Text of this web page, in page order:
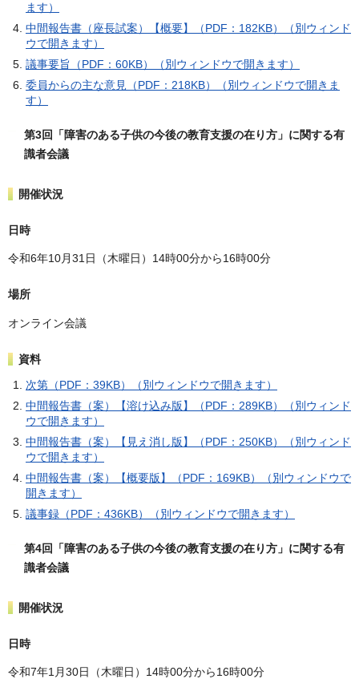
ます）
中間報告書（座長試案）【概要】（PDF：182KB）（別ウィンド
ウで開きます）
議事要旨（PDF：60KB）（別ウィンドウで開きます）
委員からの主な意見（PDF：218KB）（別ウィンドウで開きま
す）
第3回「障害のある子供の今後の教育支援の在り方」に関する有
識者会議
開催状況
日時
令和6年10月31日（木曜日）14時00分から16時00分
場所
オンライン会議
資料
次第（PDF：39KB）（別ウィンドウで開きます）
中間報告書（案）【溶け込み版】（PDF：289KB）（別ウィンド
ウで開きます）
中間報告書（案）【見え消し版】（PDF：250KB）（別ウィンド
ウで開きます）
中間報告書（案）【概要版】（PDF：169KB）（別ウィンドウで
開きます）
議事録（PDF：436KB）（別ウィンドウで開きます）
第4回「障害のある子供の今後の教育支援の在り方」に関する有
識者会議
開催状況
日時
令和7年1月30日（木曜日）14時00分から16時00分